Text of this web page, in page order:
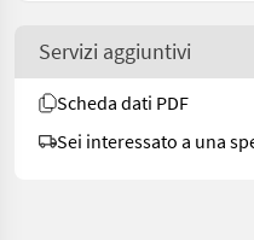
Servizi aggiuntivi
Scheda dati PDF
Sei interessato a una